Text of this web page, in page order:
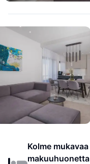
Kolme mukavaa
makuuhuonetta